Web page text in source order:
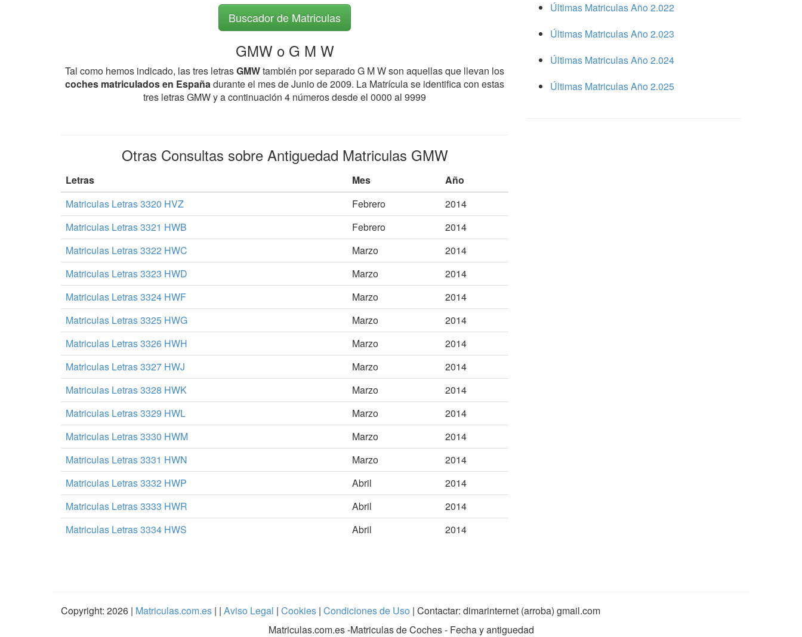
Buscador de Matriculas
GMW o G M W
Tal como hemos indicado, las tres letrasGMWtambién por separado G M W son aquellas que llevan los
coches matriculados en Españadurante el mes de Junio de 2009. La Matrícula se identifica con estas
tres letras GMW y a continuación 4 números desde el 0000 al 9999
Otras Consultas sobre Antiguedad Matriculas GMW
Letras Mes
Año
Matriculas Letras 3320 HVZ
Febrero
2014
Matriculas Letras 3321 HWB
Febrero
2014
Matriculas Letras 3322 HWC
Marzo
2014
Matriculas Letras 3323 HWD
Marzo
2014
Matriculas Letras 3324 HWF
Marzo
2014
Matriculas Letras 3325 HWG
Marzo
2014
Matriculas Letras 3326 HWH
Marzo
2014
Matriculas Letras 3327 HWJ
Marzo
2014
Matriculas Letras 3328 HWK
Marzo
2014
Matriculas Letras 3329 HWL
Marzo
2014
Matriculas Letras 3330 HWM
Marzo
2014
Matriculas Letras 3331 HWN
Marzo
2014
Matriculas Letras 3332 HWP
Abril
2014
Matriculas Letras 3333 HWR
Abril
2014
Matriculas Letras 3334 HWS
Abril 2014
Últimas Matriculas Año 2.022
Últimas Matriculas Año 2.023
Últimas Matriculas Año 2.024
Últimas Matriculas Año 2.025
Copyright: 2026 | Matriculas.com.es | | Aviso Legal | Cookies | Condiciones de Uso | Contactar: dimarinternet (arroba) gmail.com
Matriculas.com.es-Matriculas de Coches - Fecha y antiguedad